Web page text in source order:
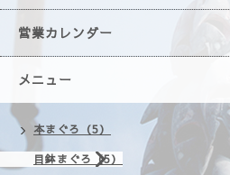
営業カレンダー
メニュー
本まぐろ（5）
目鉢まぐろ（5）